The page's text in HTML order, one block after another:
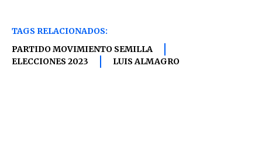
TAGS RELACIONADOS:
PARTIDO MOVIMIENTO SEMILLA
ELECCIONES 2023
LUIS ALMAGRO